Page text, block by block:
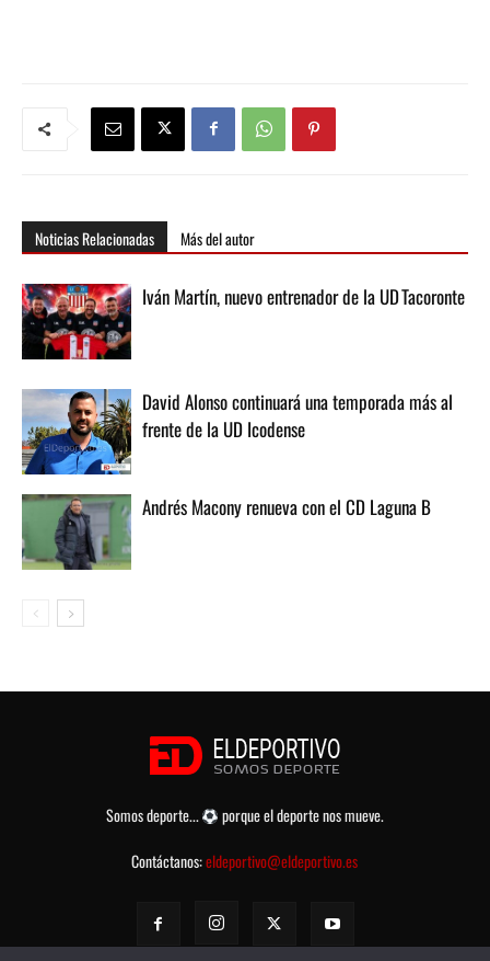
Noticias Relacionadas Más del autor
Iván Martín, nuevo entrenador de la UD Tacoronte
David Alonso continuará una temporada más al
frente de la UD Icodense
Andrés Macony renueva con el CD Laguna B
Somos deporte...
porque el deporte nos mueve.
Contáctanos:eldeportivo@eldeportivo.es